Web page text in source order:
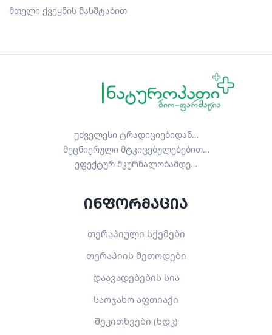
მთელი ქვეყნის მასშტაბით
უძველესი ტრადიციებიდან…
მეცნიერული მტკიცებულებებით…
ეფექტურ მკურნალობამდე…
ინფორმაცია
თერაპიული სქემები
თერაპიის მეთოდები
დაავადებების სია
საოჯახო აფთიაქი
შეკითხვები (ხდკ)